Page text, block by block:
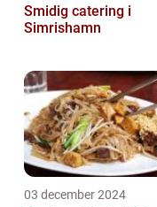
Smidig catering i
Simrishamn
03 december 2024